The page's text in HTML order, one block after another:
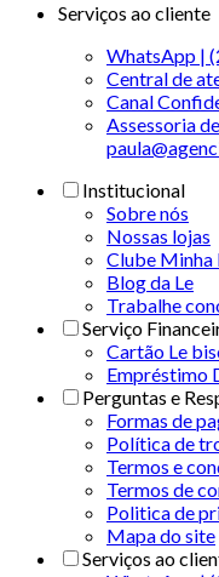
Serviços ao cliente
WhatsApp |
Central de
Canal
Assessoria
Institucional
Sobre nós
Nossas lojas
Clube Minha
Blog da Le
Trabalhe
Serviço
Cartão Le
Empréstimo
Perguntas e
Formas de
Política de
Termos e
Termos de
Politica de
Mapa do site
Serviços ao